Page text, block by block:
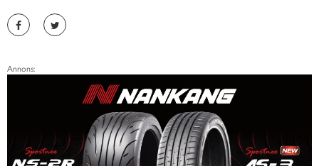
Annons: